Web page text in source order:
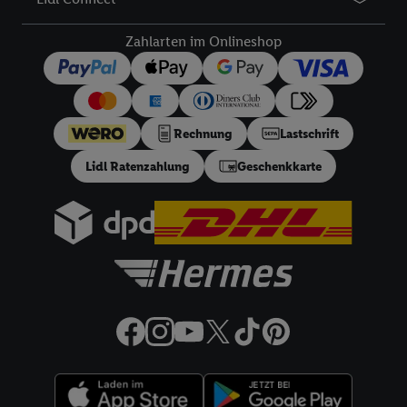
Zahlarten im Onlineshop
Rechnung Lastschrift
Lidl Ratenzahlung Geschenkkarte
dieser Werbeausspielungen.
Sofern Sie hier Ihre Zustimmung dazu erteilen und danach ein
Lidl Plus-Konto erstellen bzw. sich in Ihr bestehendes Lidl
Plus-Konto einloggen, kann darüber hinaus auch Ihre dort
angegebene E-Mail-Adresse von uns in gemeinsamer
Verantwortlichkeit mit einem der oben genannten Partner
verwendet werden, um daraus eine spezielle Online-Kennung
zu erstellen (die sogenannte EUID), die wir sodann ähnlich wie
die sogleich beschriebene Utiq-Kennung verwenden können,
um Sie in von Dritten betriebenen Diensten zu erkennen und
Ihnen personalisierte Werbung auszuspielen. Hierzu wird von
uns und einem der anderen oben genannten Partner auch Ihre
in einen Hashwert umgewandelte E-Mail-Adresse in
Zudem erlauben Sie uns, der Utiq SA/NV („Utiq“) und
Telekommunikationsnetzbetreiber , die Utiq-Technologie
in den Lidl-Diensten einzusetzen. Utiq prüft zunächst anhand
Ihrer IP-Adresse, ob die Technologie für Sie verfügbar ist.